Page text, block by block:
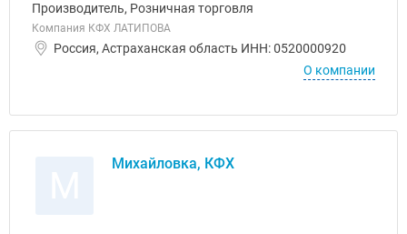
Производитель, Розничная торговля
Компания КФХ ЛАТИПОВА
Россия, Астраханская область ИНН: 0520000920
О компании
Михайловка, КФХ